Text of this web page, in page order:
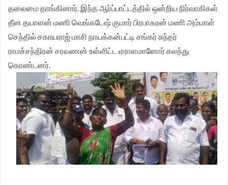
தலைமை தாங்கினார். இந்த ஆர்ப்பாட்டத்தில் ஒன்றிய நிர்வாகிகள்
தீன தயாளன் மணி வெங்கடேஷ் குமார் பிரபாகரன் மணி அம்மாள்
செந்தில் சகாயராஜ் மாசி நாயக்கன்பட்டி சங்கர் சுந்தர்
ராமச்சந்திரன் சரவணன் உள்ளிட்ட ஏராளமானோர் கலந்து
கொண்டனர்.